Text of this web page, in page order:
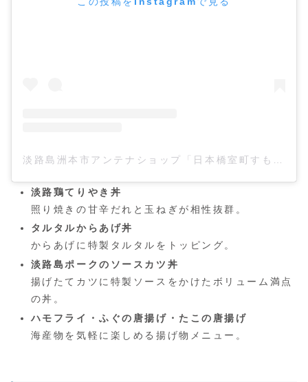
淡路鶏てりやき丼
照り焼きの甘辛だれと玉ねぎが相性抜群。
タルタルからあげ丼
からあげに特製タルタルをトッピング。
淡路島ポークのソースカツ丼
揚げたてカツに特製ソースをかけたボリューム満点
の丼。
ハモフライ・ふぐの唐揚げ・たこの唐揚げ
海産物を気軽に楽しめる揚げ物メニュー。